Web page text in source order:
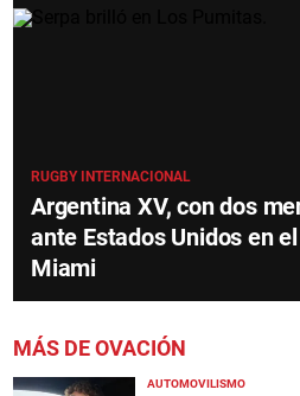
RUGBY INTERNACIONAL
Argentina XV, con dos
ante Estados Unidos en
Miami
MÁS DE OVACIÓN
AUTOMOVILISMO